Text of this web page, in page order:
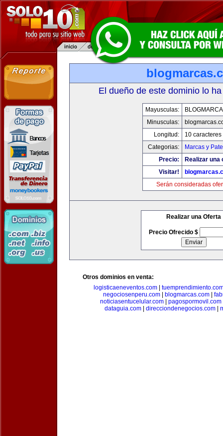
El dueño de este dominio lo
Mayusculas:
Minusculas:
Longitud:
10 caracteres
Categorias:
Marcas y
Precio:
Realizar una
Visitar!
Serán consideradas
Realizar una Oferta
Precio Ofrecido $
Otros dominios en venta:
logisticaeneventos.com|
negociosenperu.com| blogmarcas.com|
noticiasentucelular.com
pagospormovil.com
dataguia.com| direcciondenegocios.com|